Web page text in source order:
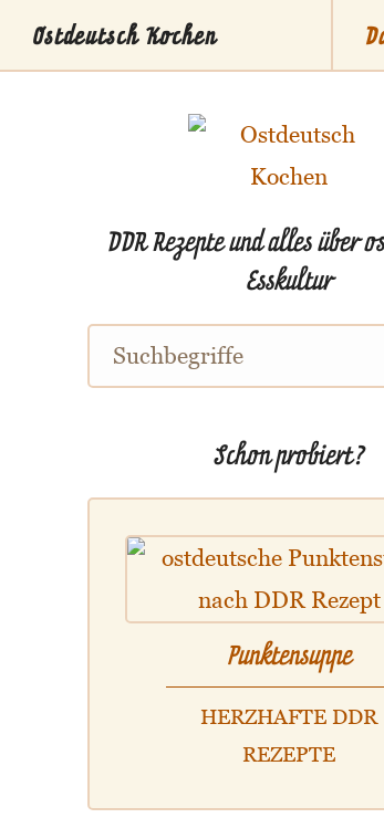
Ostdeutsch Kochen
DDR Rezepte und alles über
Esskultur
Schon probiert?
Punktensuppe
HERZHAFTE DDR
REZEPTE